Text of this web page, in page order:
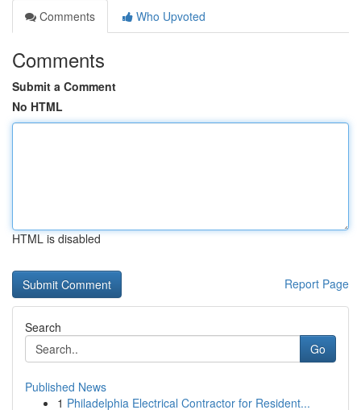
Comments
Who Upvoted
Comments
Submit a Comment
No HTML
HTML is disabled
Report Page
Search
Go
Published News
1 Philadelphia Electrical Contractor for Resident...